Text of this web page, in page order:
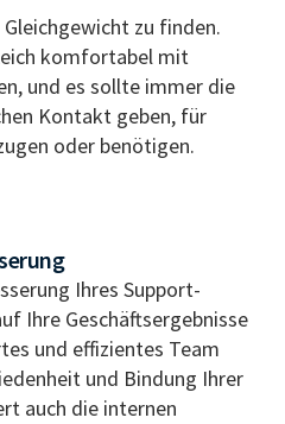
zu finden.
komfortabel mit
und es sollte immer die
Kontakt geben, für
oder benötigen.
Ihres Support-
Ihre Geschäftsergebnisse
und effizientes Team
und Bindung Ihrer
auch die internen